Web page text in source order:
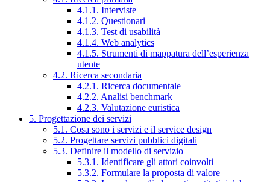
4.1.1. Interviste
4.1.2. Questionari
4.1.3. Test di usabilità
4.1.4. Web analytics
4.1.5. Strumenti di mappatura dell’esperienza
utente
4.2. Ricerca secondaria
4.2.1. Ricerca documentale
4.2.2. Analisi benchmark
4.2.3. Valutazione euristica
5. Progettazione dei servizi
5.1. Cosa sono i servizi e il service design
5.2. Progettare servizi pubblici digitali
5.3. Definire il modello di servizio
5.3.1. Identificare gli attori coinvolti
5.3.2. Formulare la proposta di valore